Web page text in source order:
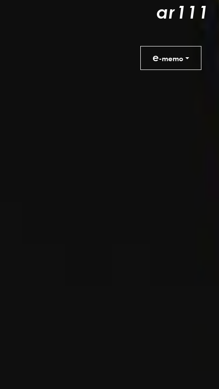
ar1 1 1
e-memo